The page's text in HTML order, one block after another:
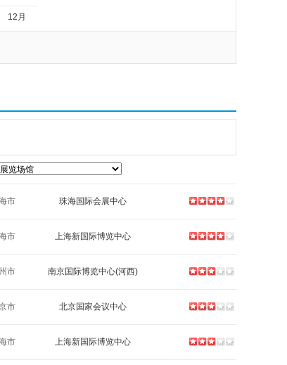
12月
市 珠海国际会展中心
市 上海新国际博览中心
市 南京国际博览中心(河西)
市 北京国家会议中心
市 上海新国际博览中心